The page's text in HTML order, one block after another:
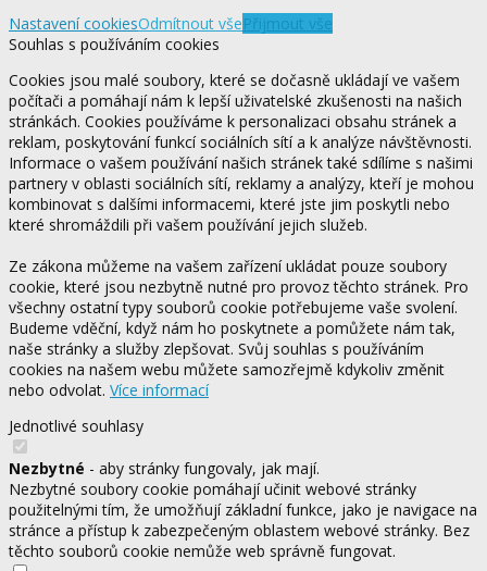
Nastavení cookiesOdmítnout všePřijmout vše
Souhlas s používáním cookies
Cookies jsou malé soubory, které se dočasně ukládají ve vašem
počítači a pomáhají nám k lepší uživatelské zkušenosti na našich
stránkách. Cookies používáme k personalizaci obsahu stránek a
reklam, poskytování funkcí sociálních sítí a k analýze návštěvnosti.
Informace o vašem používání našich stránek také sdílíme s našimi
partnery v oblasti sociálních sítí, reklamy a analýzy, kteří je mohou
kombinovat s dalšími informacemi, které jste jim poskytli nebo
které shromáždili při vašem používání jejich služeb.
Ze zákona můžeme na vašem zařízení ukládat pouze soubory
cookie, které jsou nezbytně nutné pro provoz těchto stránek. Pro
všechny ostatní typy souborů cookie potřebujeme vaše svolení.
Budeme vděční, když nám ho poskytnete a pomůžete nám tak,
naše stránky a služby zlepšovat. Svůj souhlas s používáním
cookies na našem webu můžete samozřejmě kdykoliv změnit
nebo odvolat. Více informací
Jednotlivé souhlasy
Nezbytné - aby stránky fungovaly, jak mají.
Nezbytné soubory cookie pomáhají učinit webové stránky
použitelnými tím, že umožňují základní funkce, jako je navigace na
stránce a přístup k zabezpečeným oblastem webové stránky. Bez
těchto souborů cookie nemůže web správně fungovat.